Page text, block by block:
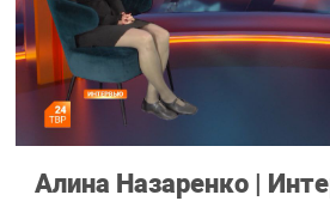
Алина Назаренко |